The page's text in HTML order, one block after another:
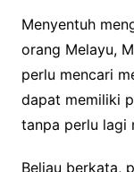
Menyentuh
orang Melayu,
perlu mencari
dapat memiliki
tanpa perlu lagi
Beliau berkata,